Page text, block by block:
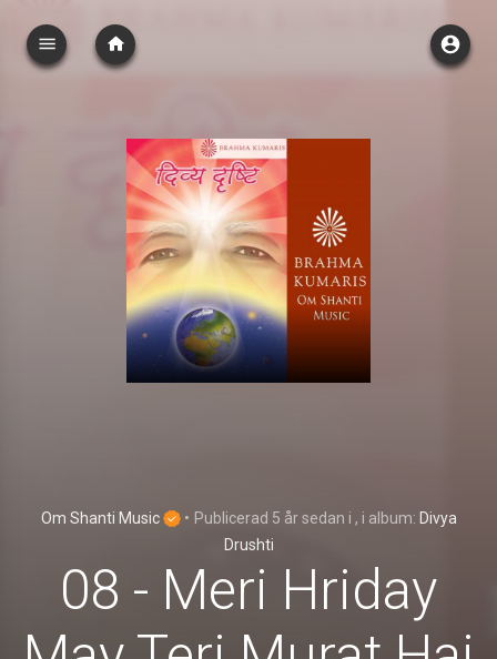
Om Shanti Music • Publicerad 5 år sedan i , i album: Divya
Drushti
08 - Meri Hriday